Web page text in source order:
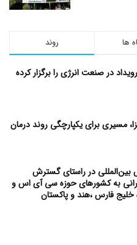
روند ها
در صنعت انرژی را برگزار کرده
مسیری برای یکپارچگی روند درمان
بین‌المللی در راستای گسترش
به کشورهای حوزه سی آی اس و
فارس ،هند و پاکستان